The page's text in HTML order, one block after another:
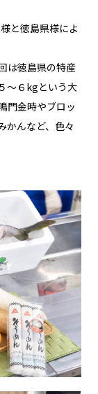
と徳島県様によ
は徳島県の特産
～６kgという大
門金時やブロッ
かんなど、色々